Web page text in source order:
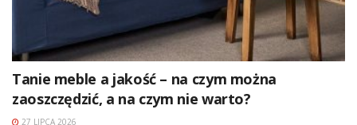
Tanie meble a jakość – na czym można
zaoszczędzić, a na czym nie warto?
27 LIPCA 2026